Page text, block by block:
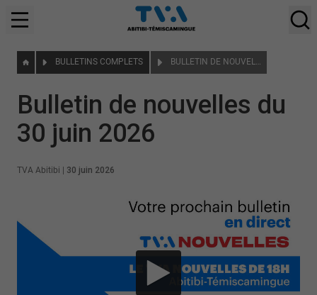
BULLETINS COMPLETS BULLETIN DE NOUVELLES DU 30 JUIN 2026
Bulletin de nouvelles du
30 juin 2026
TVA Abitibi 30 juin 2026